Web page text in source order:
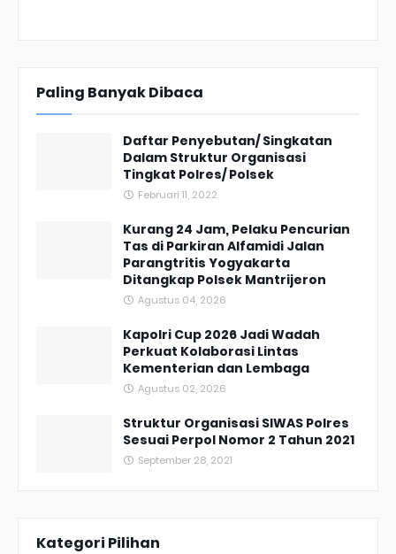
Paling Banyak Dibaca
Daftar Penyebutan/ Singkatan
Dalam Struktur Organisasi
Tingkat Polres/ Polsek
Februari 11, 2022
Kurang 24 Jam, Pelaku Pencurian
Tas di Parkiran Alfamidi Jalan
Parangtritis Yogyakarta
Ditangkap Polsek Mantrijeron
Agustus 04, 2026
Kapolri Cup 2026 Jadi Wadah
Perkuat Kolaborasi Lintas
Kementerian dan Lembaga
Agustus 02, 2026
Struktur Organisasi SIWAS Polres
Sesuai Perpol Nomor 2 Tahun 2021
September 28, 2021
Kategori Pilihan